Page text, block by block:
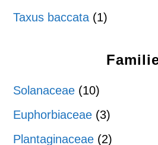
Taxus baccata (1)
Solanaceae (10)
Euphorbiaceae (3)
Plantaginaceae (2)